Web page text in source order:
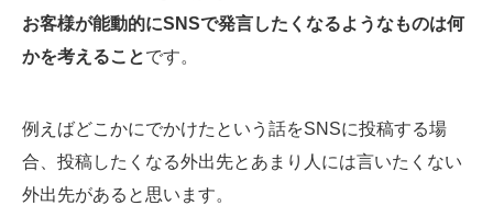
お客様が能動的にSNSで発言したくなるようなものは何
かを考えることです。
例えばどこかにでかけたという話をSNSに投稿する場
合、投稿したくなる外出先とあまり人には言いたくない
外出先があると思います。